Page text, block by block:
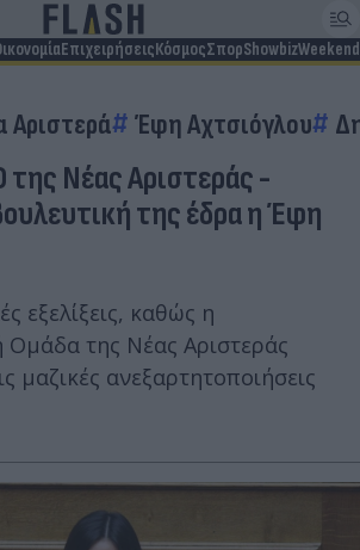
ΕπιχειρήσειςΚόσμοςΣπορShowbizWeekend
Αριστερά Έφη Αχτσιόγλου
της Νέας Αριστεράς -
της έδρα η Έφη
εξελίξεις, καθώς η
Ομάδα της Νέας Αριστεράς
μαζικές ανεξαρτητοποιήσεις